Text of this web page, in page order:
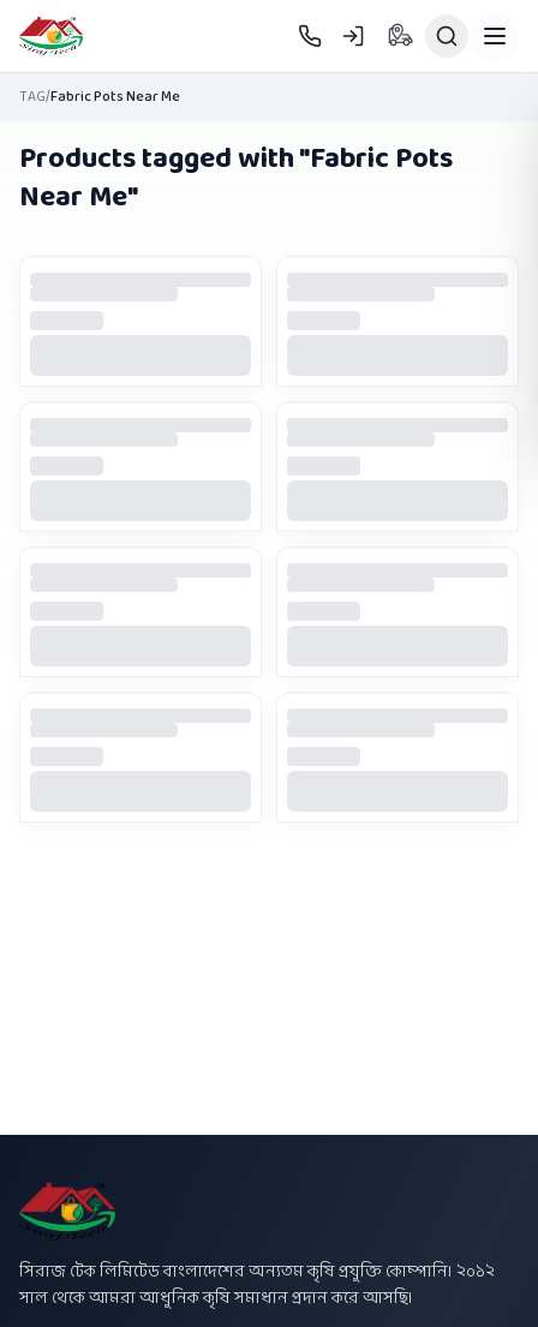
Skip to main content
TAG/Fabric Pots Near Me
Products tagged with "Fabric Pots
Near Me"
সিরাজ টেক লিমিটেড বাংলাদেশের অন্যতম কৃষি প্রযুক্তি কোম্পানি। ২০১২
সাল থেকে আমরা আধুনিক কৃষি সমাধান প্রদান করে আসছি।